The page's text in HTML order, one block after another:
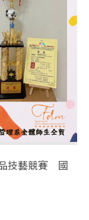
技藝競賽 國